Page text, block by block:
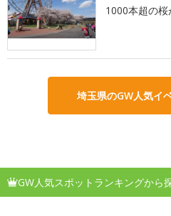
1000本超の
埼玉県のGW人気イ
GW人気スポットランキングから